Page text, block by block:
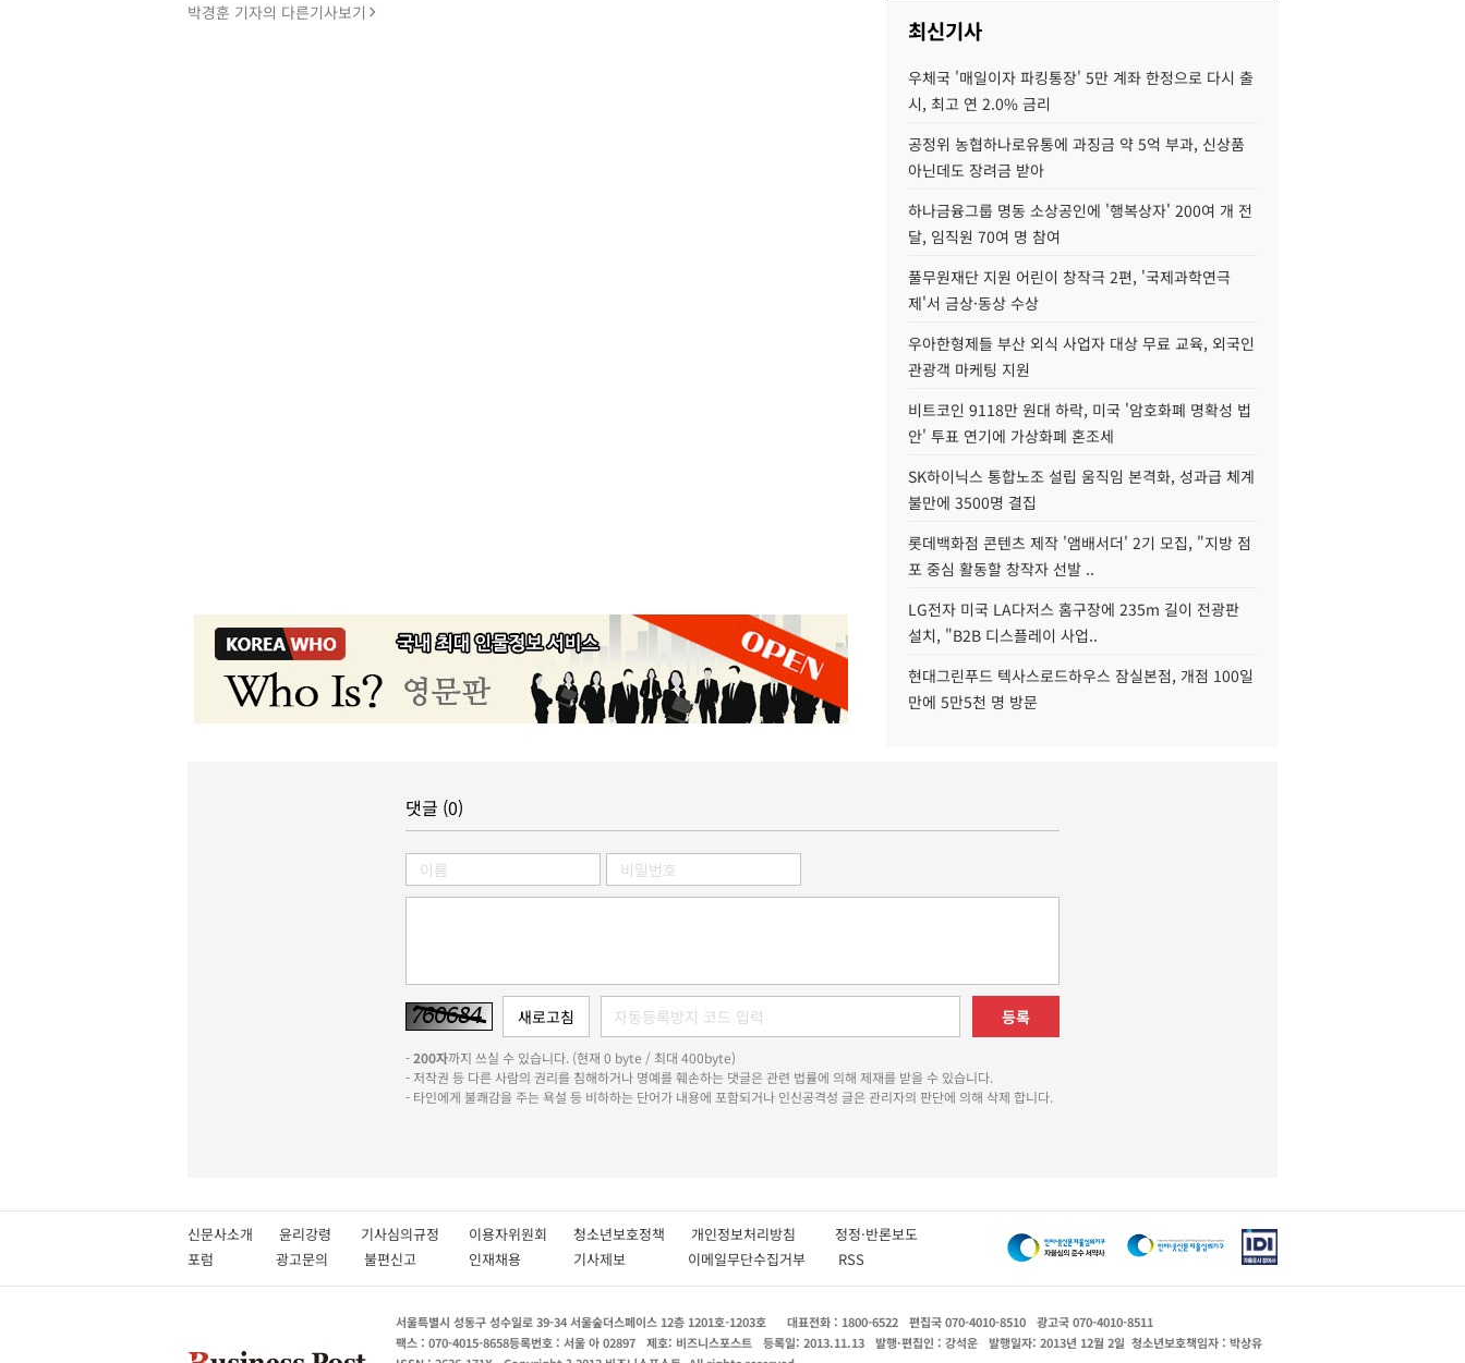
박경훈 기자의 다른기사보기
최신기사
우체국 '매일이자 파킹통장' 5만 계좌 한정으로 다시 출
시, 최고 연 2.0% 금리
공정위 농협하나로유통에 과징금 약 5억 부과, 신상품
아닌데도 장려금 받아
하나금융그룹 명동 소상공인에 '행복상자' 200여 개 전
달, 임직원 70여 명 참여
풀무원재단 지원 어린이 창작극 2편, '국제과학연극
제'서 금상·동상 수상
우아한형제들 부산 외식 사업자 대상 무료 교육, 외국인
관광객 마케팅 지원
비트코인 9118만 원대 하락, 미국 '암호화폐 명확성 법
안' 투표 연기에 가상화폐 혼조세
SK하이닉스 통합노조 설립 움직임 본격화, 성과급 체계
불만에 3500명 결집
롯데백화점 콘텐츠 제작 '앰배서더' 2기 모집, "지방 점
포 중심 활동할 창작자 선발 ..
LG전자 미국 LA다저스 홈구장에 235m 길이 전광판
설치, "B2B 디스플레이 사업..
현대그린푸드 텍사스로드하우스 잠실본점, 개점 100일
만에 5만5천 명 방문
댓글 (0)
등록
-200자까지 쓰실 수 있습니다. (현재 0 byte / 최대 400byte)
- 저작권 등 다른 사람의 권리를 침해하거나 명예를 훼손하는 댓글은 관련 법률에 의해 제재를 받을 수 있습니다.
- 타인에게 불쾌감을 주는 욕설 등 비하하는 단어가 내용에 포함되거나 인신공격성 글은 관리자의 판단에 의해 삭제 합니다.
신문사소개 윤리강령 기사심의규정 이용자위원회 청소년보호정책 개인정보처리방침 정정·반론보도
포럼
광고문의 불편신고 인재채용 기사제보 이메일무단수집거부 RSS
서울특별시 성동구 성수일로 39-34 서울숲더스페이스 12층 1201호-1203호 대표전화 : 1800-6522 편집국 070-4010-8510
광고국 070-4010-8511
팩스 : 070-4015-8658등록번호 : 서울 아 02897 제호: 비즈니스포스트 등록일: 2013.11.13 발행·편집인 : 강석운 발행일자: 2013년 12월 2일 청소년보호책임자 : 박상유